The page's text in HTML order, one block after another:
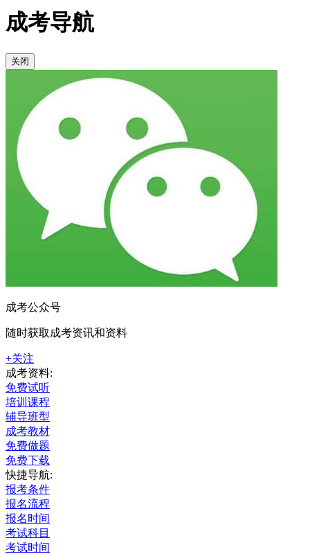
成考导航
关闭
成考公众号
随时获取成考资讯和资料
+关注
成考资料:
免费试听
培训课程
辅导班型
成考教材
免费做题
免费下载
快捷导航:
报考条件
报名流程
报名时间
考试科目
考试时间